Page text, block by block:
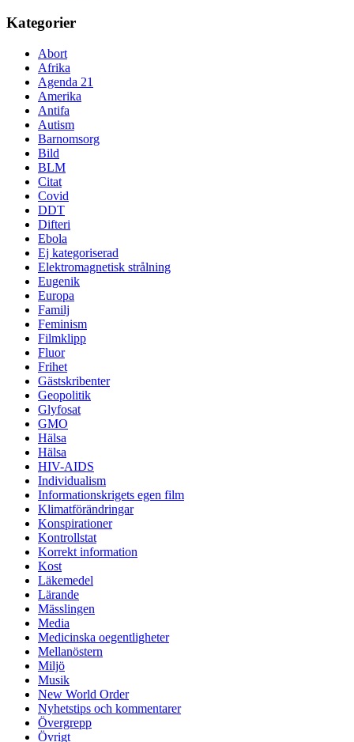
Kategorier
Abort
Afrika
Agenda 21
Amerika
Antifa
Autism
Barnomsorg
Bild
BLM
Citat
Covid
DDT
Difteri
Ebola
Ej kategoriserad
Elektromagnetisk strålning
Eugenik
Europa
Familj
Feminism
Filmklipp
Fluor
Frihet
Gästskribenter
Geopolitik
Glyfosat
GMO
Hälsa
Hälsa
HIV-AIDS
Individualism
Informationskrigets egen film
Klimatförändringar
Konspirationer
Kontrollstat
Korrekt information
Kost
Läkemedel
Lärande
Mässlingen
Media
Medicinska oegentligheter
Mellanöstern
Miljö
Musik
New World Order
Nyhetstips och kommentarer
Övergrepp
Övrigt